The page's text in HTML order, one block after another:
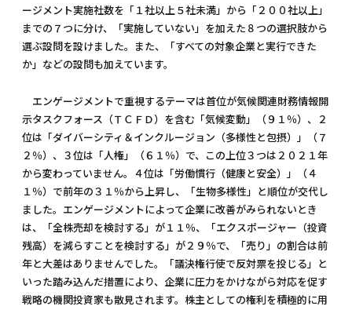
ージメント実施社数を「１社以上５社未満」から「２００社以上」
までの７つに分け、「実施していない」を加えた８つの選択肢から
選ぶ設問を設けました。また、「すべての対象企業と実行できた
か」などの設問も加えています。
エンゲージメントで重視するテーマは首位が気候関連財務情報開
示タスクフォース（ＴＣＦＤ）を含む「気候変動」（９１％）、２
位は「ダイバーシティ＆インクルージョン（多様性と包摂）」（７
２％）、３位は「人権」（６１％）で、この上位３つは２０２１年
から変わっていません。４位は「労働慣行（健康と安全）」（４
１％）で前年の３１％から上昇し、「生物多様性」と順位が交代し
ました。エンゲージメントによって企業に改善がみられないとき
は、「全株売却を検討する」が１１％、「エクスポージャー（投資
残高）を減らすことを検討する」が２９％で、「売り」の割合は前
年と大差はありませんでした。「議決権行使で反対票を投じる」と
いった踏み込んだ措置により、企業に圧力をかけながら対応を促す
戦略の機関投資家も散見されます。株主としての権利を積極的に用